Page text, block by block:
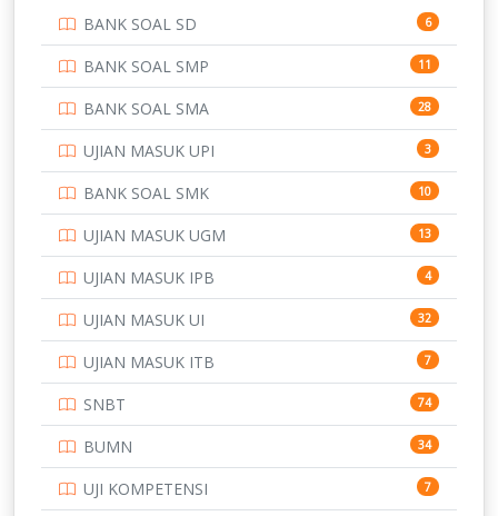
3
169
7
PTDI STTD 4
133
SMA 146
SMK 231
SMP 134
STIP 2
153
345
UNIVERSITAS AIRLANGGA 15
BANK SOAL SD 6
BANK SOAL SMP 11
BANK SOAL SMA 28
UJIAN MASUK UPI 3
BANK SOAL SMK 10
UJIAN MASUK UGM 13
UJIAN MASUK IPB 4
UJIAN MASUK UI 32
UJIAN MASUK ITB 7
SNBT 74
BUMN 34
UJI KOMPETENSI 7